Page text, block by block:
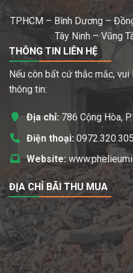
TP.HCM – Bình Dương –
Tây Ninh – Vũng
THÔNG TIN LIÊN HỆ
Nếu còn bất cứ thắc mắc,
thông tin:
Địa chỉ: 786 Cộng Hòa,
Điện thoại: 0972.320.305
Website:
ĐỊA CHỈ BÃI THU MUA